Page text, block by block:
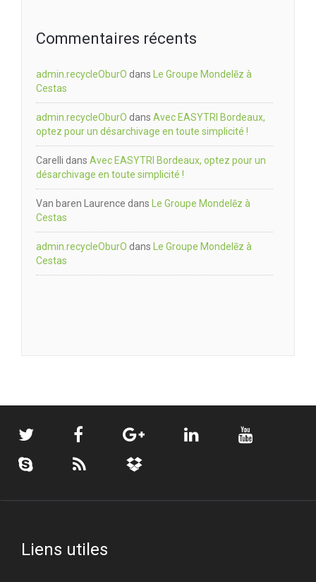
Commentaires récents
admin.recycleOburO dans
Le Groupe Mondelēz à
Cestas
admin.recycleOburO dans Avec EASYTRI Bordeaux,
optez pour un désarchivage en toute simplicité !
Carelli dans Avec EASYTRI Bordeaux, optez pour un
désarchivage en toute simplicité !
Van baren Laurence dans
Le Groupe Mondelēz à
Cestas
admin.recycleOburO dans
Le Groupe Mondelēz à
Cestas
Liens utiles